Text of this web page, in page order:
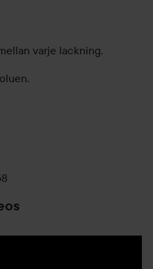
varje lackning.